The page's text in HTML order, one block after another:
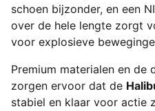
schoen bijzonder, en een
over de hele lengte zorgt
voor explosieve
Premium materialen en de
zorgen ervoor dat de
stabiel en klaar voor actie